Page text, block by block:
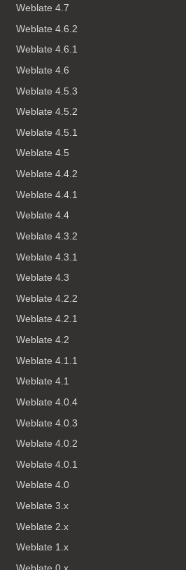
Weblate 4.7
Weblate 4.6.2
Weblate 4.6.1
Weblate 4.6
Weblate 4.5.3
Weblate 4.5.2
Weblate 4.5.1
Weblate 4.5
Weblate 4.4.2
Weblate 4.4.1
Weblate 4.4
Weblate 4.3.2
Weblate 4.3.1
Weblate 4.3
Weblate 4.2.2
Weblate 4.2.1
Weblate 4.2
Weblate 4.1.1
Weblate 4.1
Weblate 4.0.4
Weblate 4.0.3
Weblate 4.0.2
Weblate 4.0.1
Weblate 4.0
Weblate 3.x
Weblate 2.x
Weblate 1.x